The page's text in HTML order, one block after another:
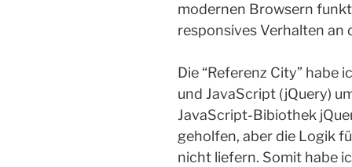
modernen Browsern
responsives Verhalten an
Die “Referenz City” habe
und JavaScript (jQuery)
JavaScript-Bibiothek
geholfen, aber die Logik
nicht liefern. Somit habe